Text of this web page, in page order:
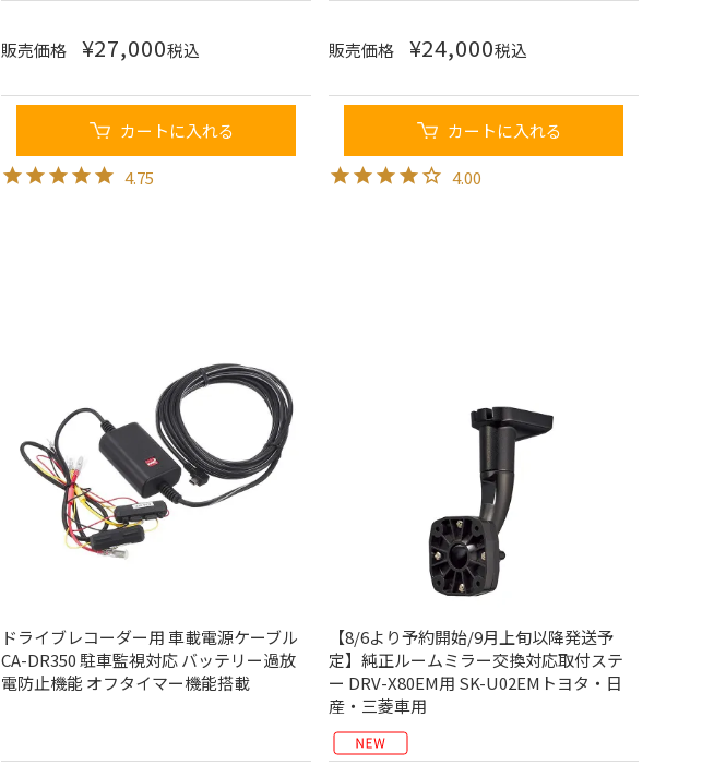
販売価格 ¥27,000税込
カートに入れる
4.75
販売価格 ¥24,000税込
カートに入れる
4.00
ドライブレコーダー用 車載電源ケーブル
CA-DR350 駐車監視対応 バッテリー過放
電防止機能 オフタイマー機能搭載
【8/6より予約開始/9月上旬以降発送予
定】純正ルームミラー交換対応取付ステ
ー DRV-X80EM用 SK-U02EMトヨタ・日
産・三菱車用